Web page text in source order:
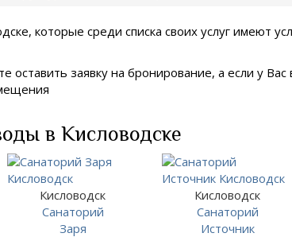
которые среди списка своих услуг имеют
заявку на бронирование, а если у
в Кисловодске
Кисловодск
Санаторий
Заря
Кисловодск
Санаторий
Источник